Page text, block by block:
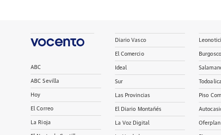
ABC
ABC Sevilla
Hoy
El Correo
La Rioja
Diario Vasco
El Comercio
Ideal
Sur
Las Provincias
El Diario Montañés
La Voz Digital
Piso
Oferplan